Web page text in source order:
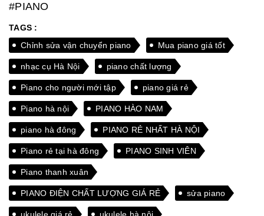
#PIANO
TAGS :
Chỉnh sửa vận chuyển piano
Mua piano giá tốt
nhạc cụ Hà Nội piano chất lượng
Piano cho người mới tập piano giá rẻ
Piano hà nội PIANO HÀO NAM
piano hà đông PIANO RẺ NHẤT HÀ NỘI
Piano rẻ tại hà đông PIANO SINH VIÊN
Piano thanh xuân
PIANO ĐIỆN CHẤT LƯỢNG GIÁ RẺ sửa piano